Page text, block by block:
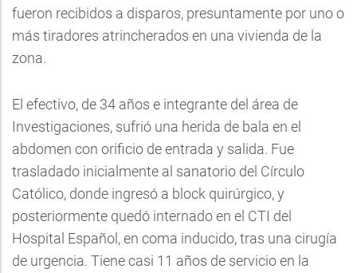
fueron recibidos a disparos, presuntamente por uno o
más tiradores atrincherados en una vivienda de la
zona.
El efectivo, de 34 años e integrante del área de
Investigaciones, sufrió una herida de bala en el
abdomen con orificio de entrada y salida. Fue
trasladado inicialmente al sanatorio del Círculo
Católico, donde ingresó a block quirúrgico, y
posteriormente quedó internado en el CTI del
Hospital Español, en coma inducido, tras una cirugía
de urgencia. Tiene casi 11 años de servicio en la